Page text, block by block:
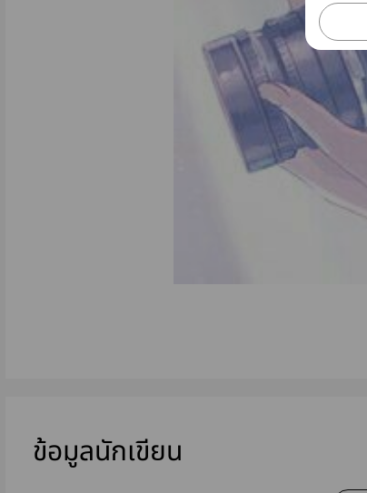
ข้อมูลนักเขียน